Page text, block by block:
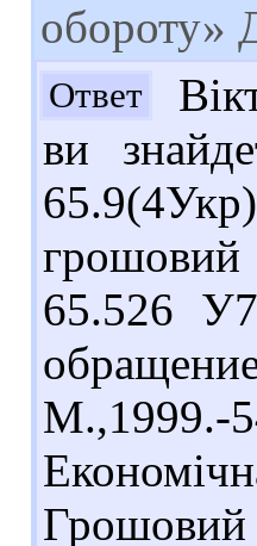
обороту»
Ответ
ви
65.526